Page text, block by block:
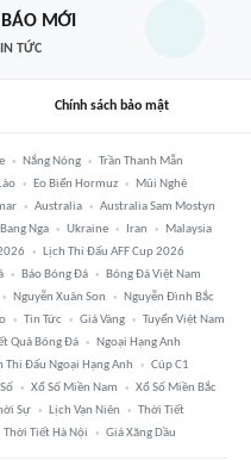
MỚI
TỨC
Chính sách bảo mật
Nắng Nóng
Trần Thanh Mẫn
Eo Biển Hormuz
Mũi Nghê
Australia
Australia Sam Mostyn
Nga Ukraine Iran
Malaysia
Lịch Thi Đấu AFF Cup 2026
Báo Bóng Đá
Bóng Đá Việt Nam
Nguyễn Xuân Son
Nguyễn Đình Bắc
Tin Tức Giá Vàng
Tuyển Việt Nam
Quả Bóng Đá
Ngoại Hạng Anh
Thi Đấu Ngoại Hạng Anh
Cúp C1
Xổ Số Miền Nam
Xổ Số Miền Bắc
Sự Lịch Vạn Niên
Thời Tiết
Thời Tiết Hà Nội Giá Xăng Dầu